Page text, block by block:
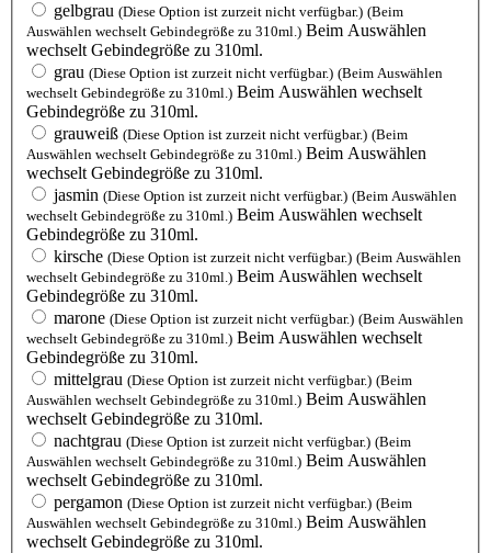
gelbgrau (Diese Option ist zurzeit nicht verfügbar.) (Beim
Auswählen wechselt Gebindegröße zu 310ml.) Beim Auswählen
wechselt Gebindegröße zu 310ml.
grau (Diese Option ist zurzeit nicht verfügbar.) (Beim Auswählen
wechselt Gebindegröße zu 310ml.) Beim Auswählen wechselt
Gebindegröße zu 310ml.
grauweiß (Diese Option ist zurzeit nicht verfügbar.) (Beim
Auswählen wechselt Gebindegröße zu 310ml.) Beim Auswählen
wechselt Gebindegröße zu 310ml.
jasmin (Diese Option ist zurzeit nicht verfügbar.) (Beim Auswählen
wechselt Gebindegröße zu 310ml.) Beim Auswählen wechselt
Gebindegröße zu 310ml.
kirsche (Diese Option ist zurzeit nicht verfügbar.) (Beim Auswählen
wechselt Gebindegröße zu 310ml.) Beim Auswählen wechselt
Gebindegröße zu 310ml.
marone (Diese Option ist zurzeit nicht verfügbar.) (Beim Auswählen
wechselt Gebindegröße zu 310ml.) Beim Auswählen wechselt
Gebindegröße zu 310ml.
mittelgrau (Diese Option ist zurzeit nicht verfügbar.) (Beim
Auswählen wechselt Gebindegröße zu 310ml.) Beim Auswählen
wechselt Gebindegröße zu 310ml.
nachtgrau (Diese Option ist zurzeit nicht verfügbar.) (Beim
Auswählen wechselt Gebindegröße zu 310ml.) Beim Auswählen
wechselt Gebindegröße zu 310ml.
pergamon (Diese Option ist zurzeit nicht verfügbar.) (Beim
Auswählen wechselt Gebindegröße zu 310ml.) Beim Auswählen
wechselt Gebindegröße zu 310ml.